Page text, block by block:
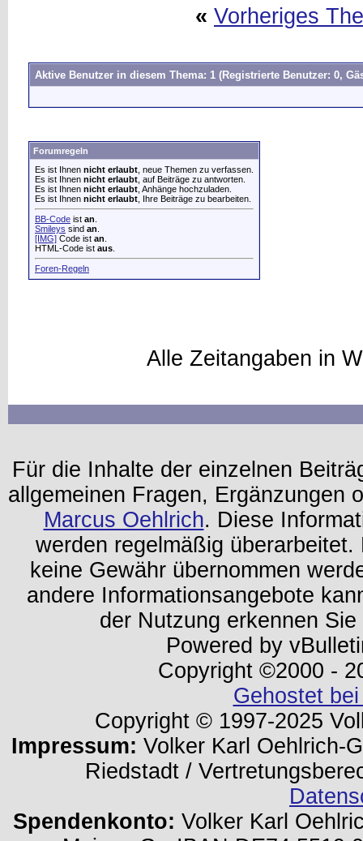
« Vorheriges
Aktive Benutzer in diesem Thema: 1 (Registrierte Benutzer: 0,
Forumregeln
Es ist Ihnen nicht erlaubt , neue Themen zu verfassen.
Es ist Ihnen nicht erlaubt , auf Beiträge zu antworten.
Es ist Ihnen nicht erlaubt , Anhänge hochzuladen.
Es ist Ihnen nicht erlaubt , Ihre Beiträge zu bearbeiten.
BB-Code ist an
Smileys sind an
[IMG] Code ist an
HTML-Code ist aus
Foren-Regeln
Alle Zeitangaben in
Für die Inhalte der einzelnen
allgemeinen Fragen, Ergänzungen
Marcus Oehlrich. Diese
werden regelmäßig
keine Gewähr übernommen
andere Informationsangebote
der Nutzung erkennen
Powered by
Copyright ©2000 -
Gehostet
Copyright © 1997-2025
Impressum: Volker Karl Oehlrich-
Riedstadt /
Spendenkonto: Volker Karl